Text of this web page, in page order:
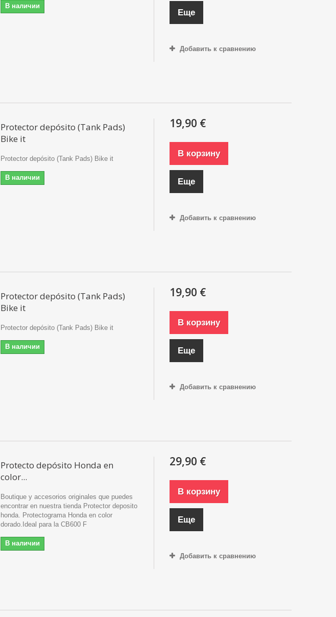
В наличии
Еще
Добавить к сравнению
Protector depósito (Tank Pads)
Bike it
Protector depósito (Tank Pads) Bike it
В наличии
19,90 €
В корзину
Еще
Добавить к сравнению
Protector depósito (Tank Pads)
Bike it
Protector depósito (Tank Pads) Bike it
В наличии
19,90 €
В корзину
Еще
Добавить к сравнению
Protecto depósito Honda en
color...
Boutique y accesorios originales que puedes
encontrar en nuestra tienda Protector deposito
honda. Protectograma Honda en color
dorado.Ideal para la CB600 F
В наличии
29,90 €
В корзину
Еще
Добавить к сравнению